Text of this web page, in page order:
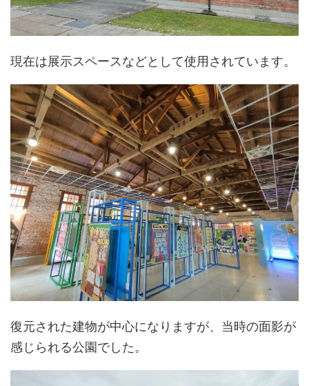
現在は展示スペースなどとして使用されています。
復元された建物が中心になりますが、当時の面影が
感じられる公園でした。